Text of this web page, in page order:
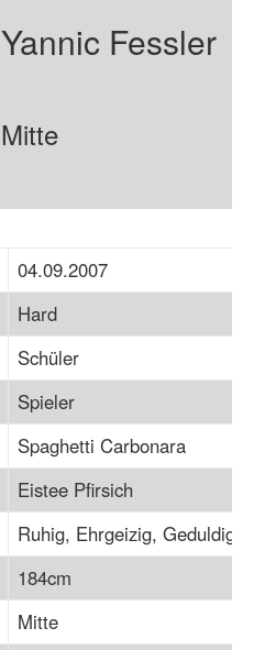
Yannic Fessler
Mitte
04.09.2007
Hard
Schüler
Spieler
Spaghetti Carbonara
Eistee Pfirsich
Ruhig, Ehrgeizig, Geduldig
184cm
Mitte